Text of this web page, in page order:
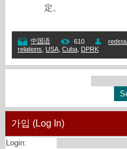
定。
中国语 610
relations USA, Cuba, DPRK
가입 (Log In)
Login: